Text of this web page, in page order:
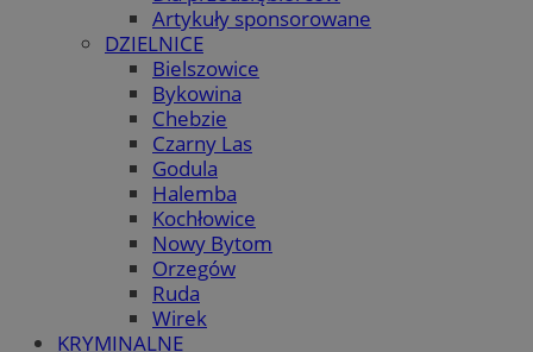
Artykuły sponsorowane
DZIELNICE
Bielszowice
Bykowina
Chebzie
Czarny Las
Godula
Halemba
Kochłowice
Nowy Bytom
Orzegów
Ruda
Wirek
KRYMINALNE